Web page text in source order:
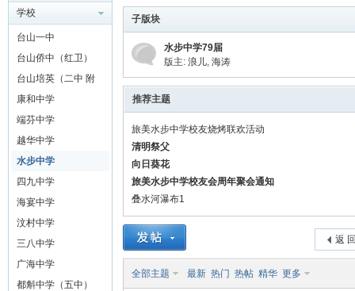
山
学校
台山一中
台山侨中（红卫）
台山培英（二中 附
城）
康和中学
端芬中学
越华中学
水步中学
四九中学
海宴中学
汶村中学
三八中学
广海中学
都斛中学（五中）
子版块
水步中学79届
版主: 浪儿, 海涛
推荐主题
旅美水步中学校友烧烤联欢活动
清明祭父
向日葵花
旅美水步中学校友会周年聚会通知
叠水河瀑布1
返
全部主题 最新 热门 热帖 精华 更多